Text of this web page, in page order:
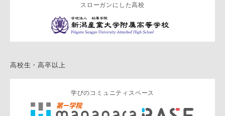
スローガンにした高校
高校生・高卒以上
学びのコミュニティスペース